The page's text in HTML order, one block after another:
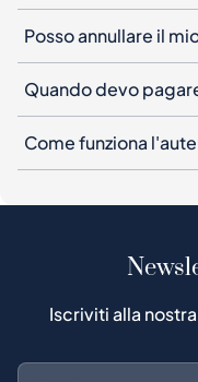
Posso annullare il
Quando devo
Come funziona
Iscriviti alla